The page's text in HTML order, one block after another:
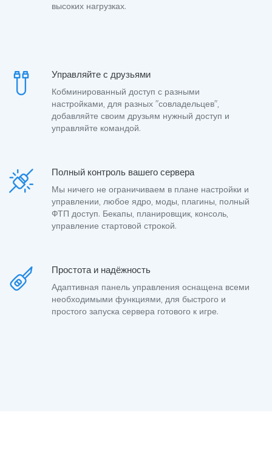
высоких нагрузках.
Управляйте с друзьями
Кобминированный доступ с разными
настройками, для разных "совладельцев",
добавляйте своим друзьям нужный доступ и
управляйте командой.
Полный контроль вашего сервера
Мы ничего не ограничиваем в плане настройки и
управлении, любое ядро, моды, плагины, полный
ФТП доступ. Бекапы, планировщик, консоль,
управление стартовой строкой.
Простота и надёжность
Адаптивная панель управления оснащена всеми
необходимыми функциями, для быстрого и
простого запуска сервера готового к игре.